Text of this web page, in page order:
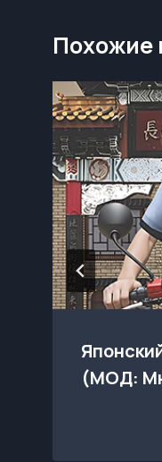
Похожие
(МОД: